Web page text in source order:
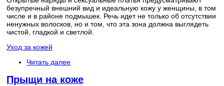
безупречный внешний вид и идеальную кожу у женщины, в том
числе и в районе подмышек. Речь идет не только об отсутствии
ненужных волосков, но и том, что эта зона должна выглядеть
чистой, гладкой и светлой.
Уход за кожей
Читать далее
Прыщи на коже